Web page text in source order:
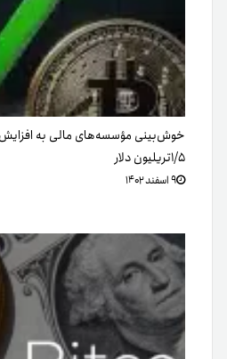
خوش‌بینی مؤسسه‌های مالی به افزایش
۱/۵تریلیون دلار
۹ اسفند ۱۴۰۲